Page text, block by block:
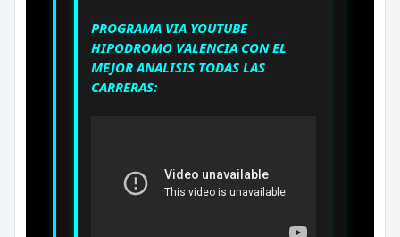
PROGRAMA VIA YOUTUBE
HIPODROMO VALENCIA CON EL
MEJOR ANALISIS TODAS LAS
CARRERAS: